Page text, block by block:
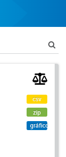
csv
zip
gráfico